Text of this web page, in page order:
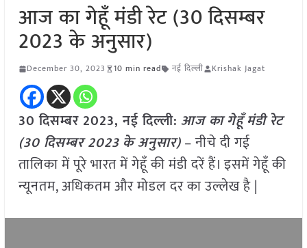
आज का गेहूँ मंडी रेट (30 दिसम्बर
2023 के अनुसार)
December 30, 2023 10 min read नई दिल्ली Krishak Jagat
30 दिसम्बर 2023, नई दिल्ली: आज का गेहूँमंडी रेट
(30 दिसम्बर2023 के अनुसार)– नीचे दी गई
तालिका में पूरे भारत में गेहूँ की मंडी दरें हैं। इसमें गेहूँ की
न्यूनतम, अधिकतम और मोडल दर का उल्लेख है |